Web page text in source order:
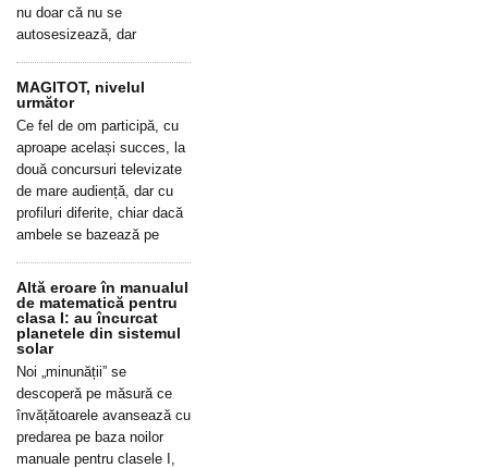
nu doar că nu se
autosesizează, dar
MAGITOT, nivelul
următor
Ce fel de om participă, cu
aproape același succes, la
două concursuri televizate
de mare audiență, dar cu
profiluri diferite, chiar dacă
ambele se bazează pe
Altă eroare în manualul
de matematică pentru
clasa I: au încurcat
planetele din sistemul
solar
Noi „minunății” se
descoperă pe măsură ce
învățătoarele avansează cu
predarea pe baza noilor
manuale pentru clasele I,